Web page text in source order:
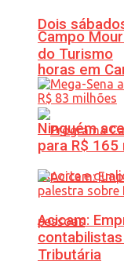
Dois
horas em
Campo
do Turismo
Ninguém
para R$ 165
Acicam:
Tributária